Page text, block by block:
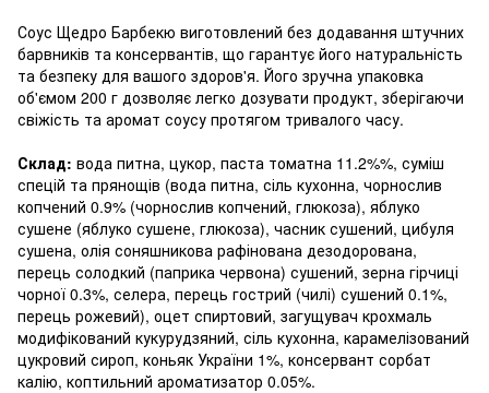
Соус Щедро Барбекю виготовлений без додавання штучних
барвників та консервантів, що гарантує його натуральність
та безпеку для вашого здоров'я. Його зручна упаковка
об'ємом 200 г дозволяє легко дозувати продукт, зберігаючи
свіжість та аромат соусу протягом тривалого часу.
Склад: вода питна, цукор, паста томатна 11.2%%, суміш
спецій та прянощів (вода питна, сіль кухонна, чорнослив
копчений 0.9% (чорнослив копчений, глюкоза), яблуко
сушене (яблуко сушене, глюкоза), часник сушений, цибуля
сушена, олія соняшникова рафінована дезодорована,
перець солодкий (паприка червона) сушений, зерна гірчиці
чорної 0.3%, селера, перець гострий (чилі) сушений 0.1%,
перець рожевий), оцет спиртовий, загущувач крохмаль
модифікований кукурудзяний, сіль кухонна, карамелізований
цукровий сироп, коньяк України 1%, консервант сорбат
калію, коптильний ароматизатор 0.05%.